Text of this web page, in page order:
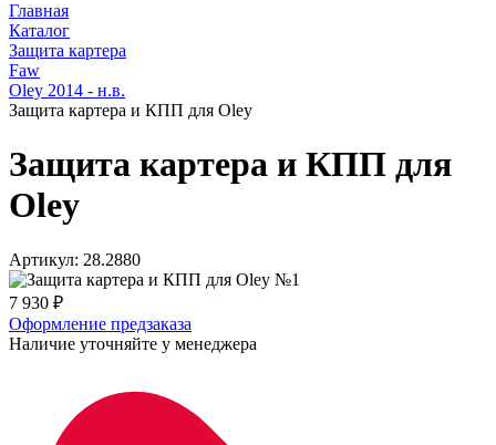
Главная
Каталог
Защита картера
Faw
Oley 2014 - н.в.
Защита картера и КПП для Oley
Защита картера и КПП для
Oley
Артикул: 28.2880
7 930 ₽
Оформление предзаказа
Наличие уточняйте у менеджера